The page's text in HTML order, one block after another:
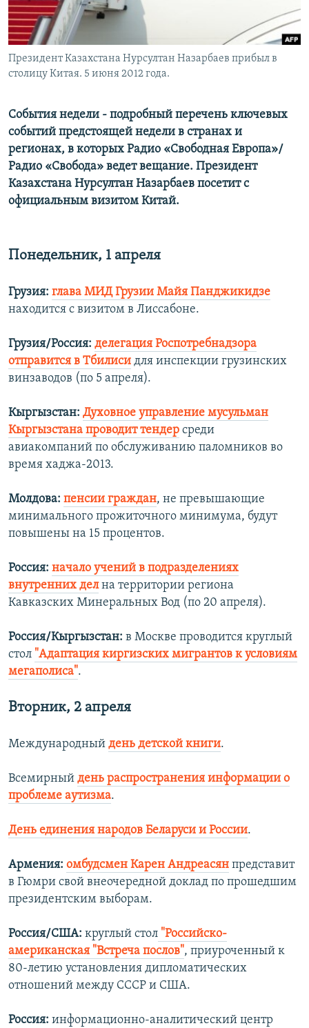
Президент Казахстана Нурсултан Назарбаев прибыл в
столицу Китая. 5 июня 2012 года.
События недели - подробный перечень ключевых
событий предстоящей недели в странах и
регионах, в которых Радио «Свободная Европа»/
Радио «Свобода» ведет вещание. Президент
Казахстана Нурсултан Назарбаев посетит с
официальным визитом Китай.
Понедельник, 1 апреля
Грузия: глава МИД Грузии Майя Панджикидзе
находится с визитом в Лиссабоне.
Грузия/Россия: делегация Роспотребнадзора
отправится в Тбилиси для инспекции грузинских
винзаводов (по 5 апреля).
Кыргызстан: Духовное управление мусульман
Кыргызстана проводит тендер среди
авиакомпаний по обслуживанию паломников во
время хаджа-2013.
Молдова: пенсии граждан, не превышающие
минимального прожиточного минимума, будут
повышены на 15 процентов.
Россия: начало учений в подразделениях
внутренних делна территории региона
Кавказских Минеральных Вод (по 20 апреля).
Россия/Кыргызстан: в Москве проводится круглый
стол "Адаптация киргизских мигрантов к условиям
мегаполиса".
Вторник, 2 апреля
Международный день детской книги.
Всемирный день распространения информации о
проблеме аутизма.
День единения народов Беларуси и России.
Армения: омбудсмен Карен Андреасян представит
в Гюмри свой внеочередной доклад по прошедшим
президентским выборам.
Россия/США: круглый стол "Российско-
американская "Встреча послов", приуроченный к
80-летию установления дипломатических
отношений между СССР и США.
Россия: информационно-аналитический центр